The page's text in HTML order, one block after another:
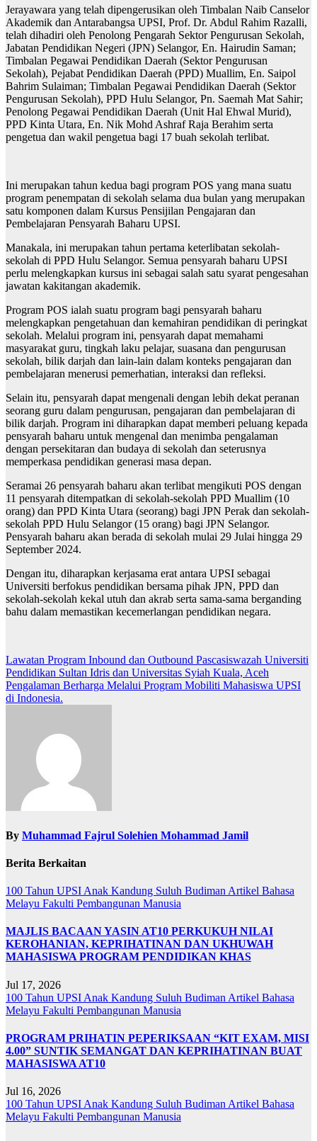
Jerayawara yang telah dipengerusikan oleh Timbalan Naib Canselor
Akademik dan Antarabangsa UPSI, Prof. Dr. Abdul Rahim Razalli,
telah dihadiri oleh Penolong Pengarah Sektor Pengurusan Sekolah,
Jabatan Pendidikan Negeri (JPN) Selangor, En. Hairudin Saman;
Timbalan Pegawai Pendidikan Daerah (Sektor Pengurusan
Sekolah), Pejabat Pendidikan Daerah (PPD) Muallim, En. Saipol
Bahrim Sulaiman; Timbalan Pegawai Pendidikan Daerah (Sektor
Pengurusan Sekolah), PPD Hulu Selangor, Pn. Saemah Mat Sahir;
Penolong Pegawai Pendidikan Daerah (Unit Hal Ehwal Murid),
PPD Kinta Utara, En. Nik Mohd Ashraf Raja Berahim serta
pengetua dan wakil pengetua bagi 17 buah sekolah terlibat.
Ini merupakan tahun kedua bagi program POS yang mana suatu
program penempatan di sekolah selama dua bulan yang merupakan
satu komponen dalam Kursus Pensijilan Pengajaran dan
Pembelajaran Pensyarah Baharu UPSI.
Manakala, ini merupakan tahun pertama keterlibatan sekolah-
sekolah di PPD Hulu Selangor. Semua pensyarah baharu UPSI
perlu melengkapkan kursus ini sebagai salah satu syarat pengesahan
jawatan kakitangan akademik.
Program POS ialah suatu program bagi pensyarah baharu
melengkapkan pengetahuan dan kemahiran pendidikan di peringkat
sekolah. Melalui program ini, pensyarah dapat memahami
masyarakat guru, tingkah laku pelajar, suasana dan pengurusan
sekolah, bilik darjah dan lain-lain dalam konteks pengajaran dan
pembelajaran menerusi pemerhatian, interaksi dan refleksi.
Selain itu, pensyarah dapat mengenali dengan lebih dekat peranan
seorang guru dalam pengurusan, pengajaran dan pembelajaran di
bilik darjah. Program ini diharapkan dapat memberi peluang kepada
pensyarah baharu untuk mengenal dan menimba pengalaman
dengan persekitaran dan budaya di sekolah dan seterusnya
memperkasa pendidikan generasi masa depan.
Seramai 26 pensyarah baharu akan terlibat mengikuti POS dengan
11 pensyarah ditempatkan di sekolah-sekolah PPD Muallim (10
orang) dan PPD Kinta Utara (seorang) bagi JPN Perak dan sekolah-
sekolah PPD Hulu Selangor (15 orang) bagi JPN Selangor.
Pensyarah baharu akan berada di sekolah mulai 29 Julai hingga 29
September 2024.
Dengan itu, diharapkan kerjasama erat antara UPSI sebagai
Universiti berfokus pendidikan bersama pihak JPN, PPD dan
sekolah-sekolah kekal utuh dan akrab serta sama-sama berganding
bahu dalam memastikan kecemerlangan pendidikan negara.
Navigasi
kiriman
Lawatan Program Inbound dan Outbound Pascasiswazah Universiti
Pendidikan Sultan Idris dan Universitas Syiah Kuala, Aceh
Pengalaman Berharga Melalui Program Mobiliti Mahasiswa UPSI
di Indonesia.
By Muhammad Fajrul Solehien Mohammad Jamil
Berita Berkaitan
100 Tahun UPSI Anak Kandung Suluh Budiman Artikel Bahasa
Melayu Fakulti Pembangunan Manusia
MAJLIS BACAAN YASIN AT10 PERKUKUH NILAI
KEROHANIAN, KEPRIHATINAN DAN UKHUWAH
MAHASISWA PROGRAM PENDIDIKAN KHAS
Jul 17, 2026
100 Tahun UPSI Anak Kandung Suluh Budiman Artikel Bahasa
Melayu Fakulti Pembangunan Manusia
PROGRAM PRIHATIN PEPERIKSAAN “KIT EXAM, MISI
4.00” SUNTIK SEMANGAT DAN KEPRIHATINAN BUAT
MAHASISWA AT10
Jul 16, 2026
100 Tahun UPSI Anak Kandung Suluh Budiman Artikel Bahasa
Melayu Fakulti Pembangunan Manusia